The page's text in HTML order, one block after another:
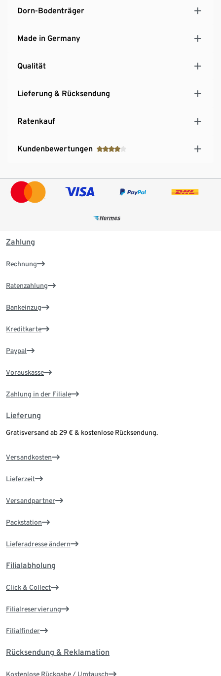
Dorn-Bodenträger
Made in Germany
Qualität
Lieferung & Rücksendung
Ratenkauf
Kundenbewertungen
Zahlung
Rechnung
Ratenzahlung
Bankeinzug
Kreditkarte
Paypal
Vorauskasse
Zahlung in der Filiale
Lieferung
Gratisversand ab 29 € & kostenlose Rücksendung.
Versandkosten
Lieferzeit
Versandpartner
Packstation
Lieferadresse ändern
Filialabholung
Click & Collect
Filialreservierung
Filialfinder
Rücksendung & Reklamation
Kostenlose Rückgabe / Umtausch